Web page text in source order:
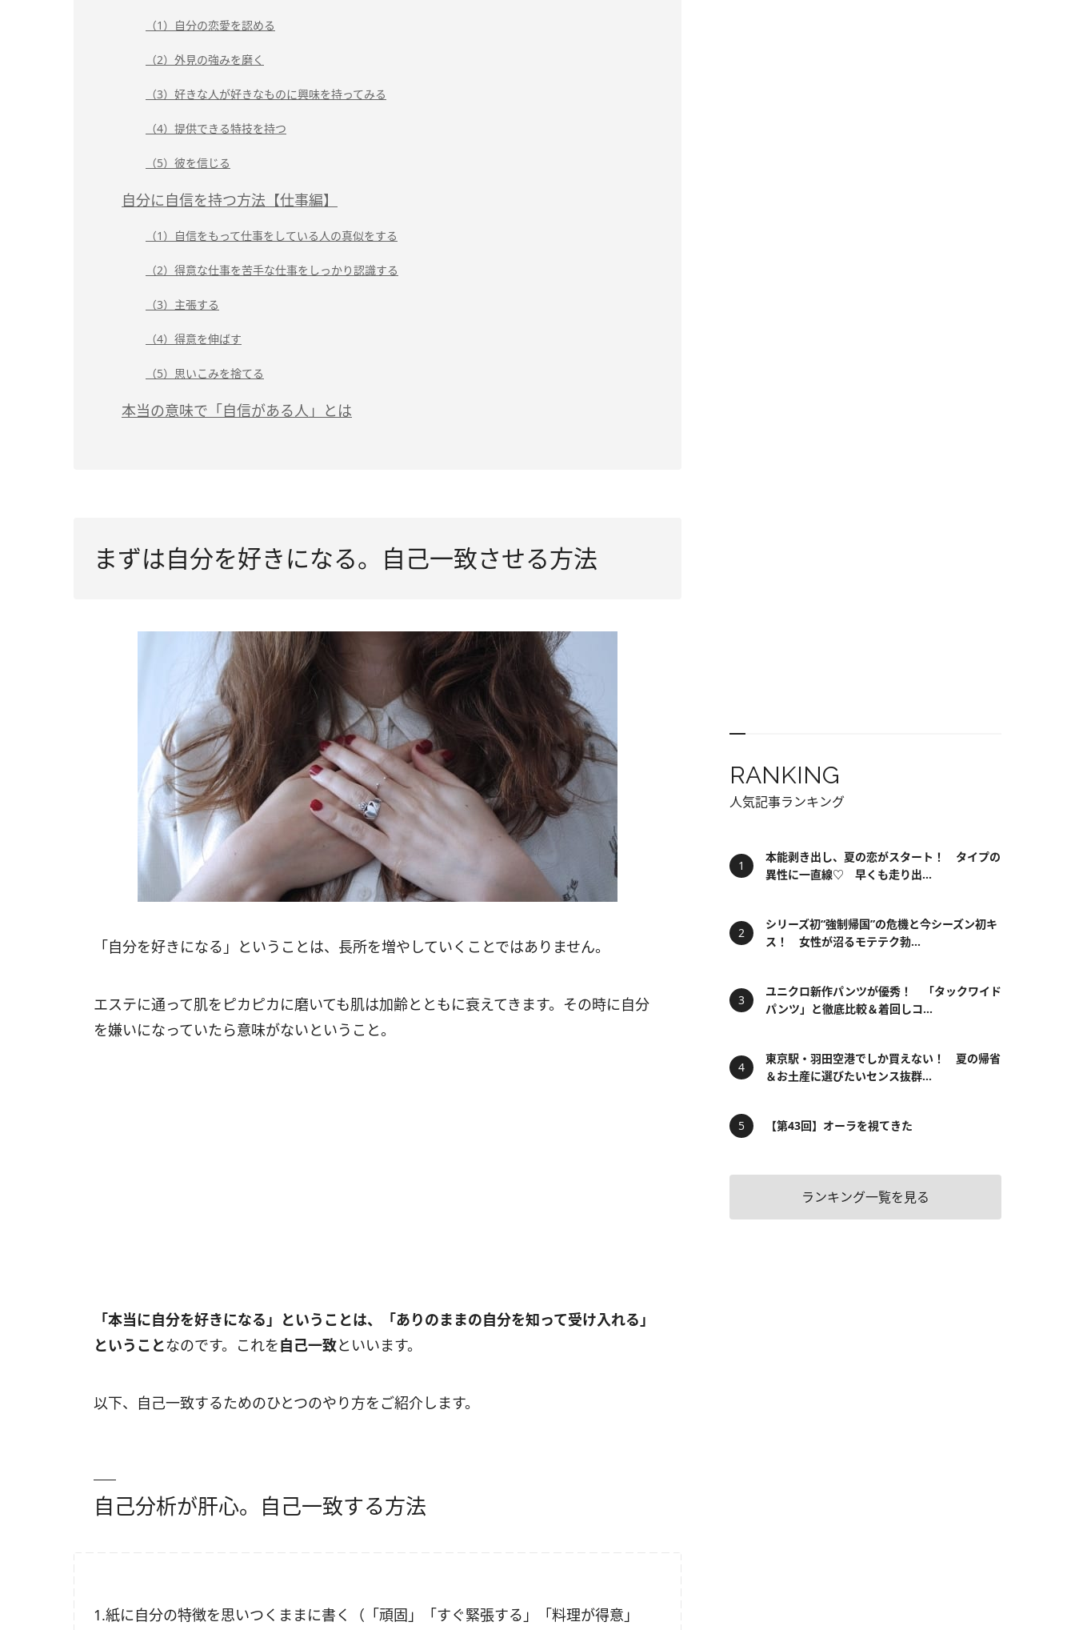
（1）自分の恋愛を認める
（2）外見の強みを磨く
（3）好きな人が好きなものに興味を持ってみる
（4）提供できる特技を持つ
（5）彼を信じる
自分に自信を持つ方法【仕事編】
（1）自信をもって仕事をしている人の真似をする
（2）得意な仕事を苦手な仕事をしっかり認識する
（3）主張する
（4）得意を伸ばす
（5）思いこみを捨てる
本当の意味で「自信がある人」とは
まずは自分を好きになる。自己一致させる方法
「自分を好きになる」ということは、長所を増やしていくことではありません。
エステに通って肌をピカピカに磨いても肌は加齢とともに衰えてきます。その時に自分
を嫌いになっていたら意味がないということ。
「本当に自分を好きになる」ということは、「ありのままの自分を知って受け入れる」
ということなのです。これを自己一致といいます。
以下、自己一致するためのひとつのやり方をご紹介します。
自己分析が肝心。自己一致する方法
1.紙に自分の特徴を思いつくままに書く（「頑固」「すぐ緊張する」「料理が得意」
RANKING
人気記事ランキング
本能剥き出し、夏の恋がスタート！ タイプの
異性に一直線♡ 早くも走り出...
シリーズ初“強制帰国”の危機と今シーズン初キ
ス！ 女性が沼るモテテク勃...
ユニクロ新作パンツが優秀！ 「タックワイド
パンツ」と徹底比較＆着回しコ...
東京駅・羽田空港でしか買えない！ 夏の帰省
＆お土産に選びたいセンス抜群...
【第43回】オーラを視てきた
ランキング一覧を見る